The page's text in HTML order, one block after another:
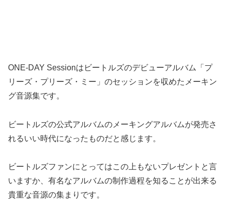
ONE-DAY Sessionはビートルズのデビューアルバム「プ
リーズ・プリーズ・ミー」のセッションを収めたメーキン
グ音源集です。
ビートルズの公式アルバムのメーキングアルバムが発売さ
れるいい時代になったものだと感じます。
ビートルズファンにとってはこの上もないプレゼントと言
いますか、有名なアルバムの制作過程を知ることが出来る
貴重な音源の集まりです。